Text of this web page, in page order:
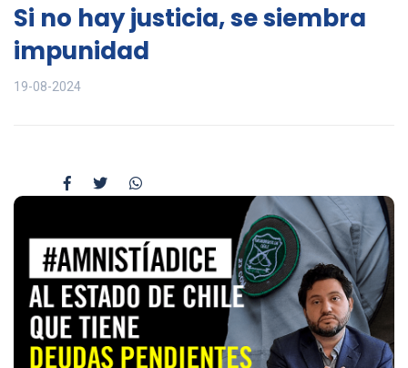
Si no hay justicia, se siembra
impunidad
19-08-2024